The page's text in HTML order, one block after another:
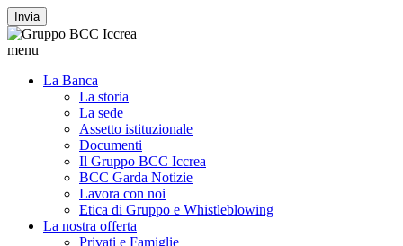
Invia
menu
La Banca
La storia
La sede
Assetto istituzionale
Documenti
Il Gruppo BCC Iccrea
BCC Garda Notizie
Lavora con noi
Etica di Gruppo e Whistleblowing
La nostra offerta
Privati e Famiglie